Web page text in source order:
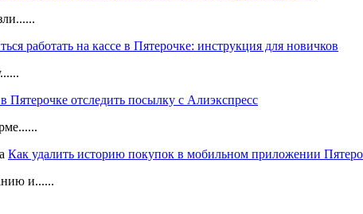
работать на кассе в Пятерочке: инструкция для новичков
Пятерочке отследить посылку с Алиэкспресс
Как удалить историю покупок в мобильном приложении
и......